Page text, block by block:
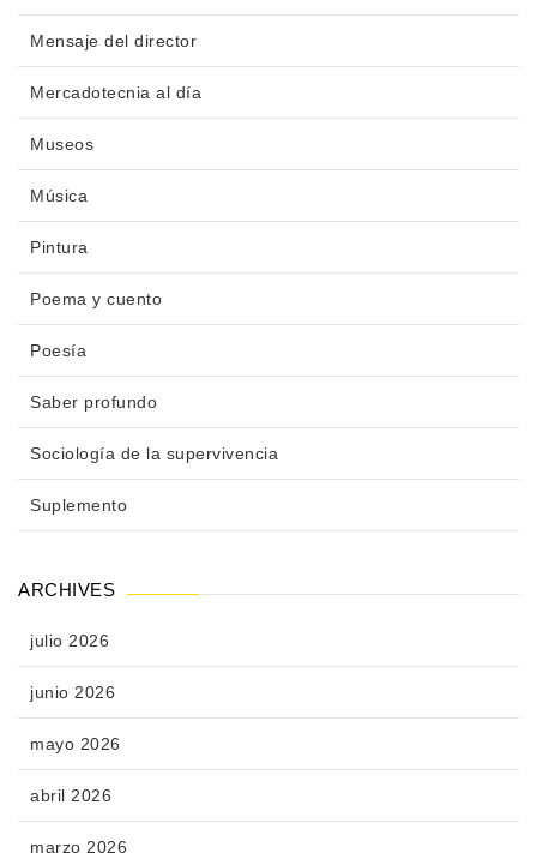
Mensaje del director
Mercadotecnia al día
Museos
Música
Pintura
Poema y cuento
Poesía
Saber profundo
Sociología de la supervivencia
Suplemento
ARCHIVES
julio 2026
junio 2026
mayo 2026
abril 2026
marzo 2026